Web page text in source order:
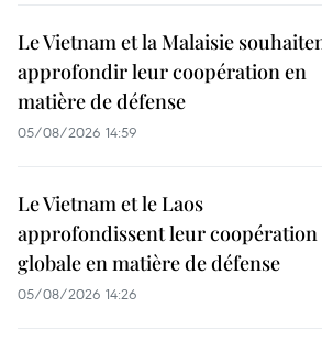
Le Vietnam et la Malaisie
approfondir leur coopération en
matière de défense
05/08/2026 14:59
Le Vietnam et le Laos
approfondissent leur coopération
globale en matière de défense
05/08/2026 14:26